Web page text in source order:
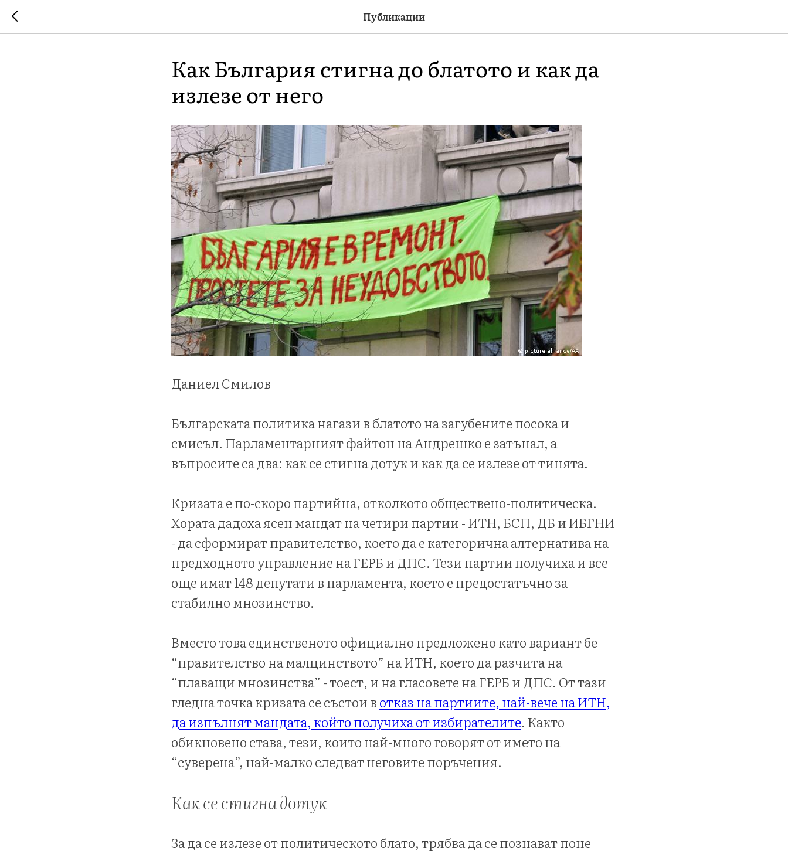
Публикации
Как България стигна до блатото и как да
излезе от него
Даниел Смилов
Българската политика нагази в блатото на загубените посока и
смисъл. Парламентарният файтон на Андрешко е затънал, а
въпросите са два: как се стигна дотук и как да се излезе от тинята.
Кризата е по-скоро партийна, отколкото обществено-политическа.
Хората дадоха ясен мандат на четири партии - ИТН, БСП, ДБ и ИБГНИ
- да сформират правителство, което да е категорична алтернатива на
предходното управление на ГЕРБ и ДПС. Тези партии получиха и все
още имат 148 депутати в парламента, което е предостатъчно за
стабилно мнозинство.
Вместо това единственото официално предложено като вариант бе
“правителство на малцинството” на ИТН, което да разчита на
“плаващи мнозинства” - тоест, и на гласовете на ГЕРБ и ДПС. От тази
гледна точка кризата се състои вотказ на партиите, най-вече на ИТН,
да изпълнят мандата, който получиха от избирателите. Както
обикновено става, тези, които най-много говорят от името на
“суверена”, най-малко следват неговите поръчения.
Как се стигна дотук
За да се излезе от политическото блато, трябва да се познават поне